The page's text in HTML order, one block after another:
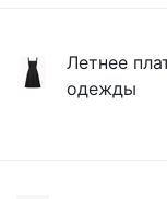
Летнее
одежды